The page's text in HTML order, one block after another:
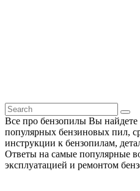
Все про бензопилы Вы
популярных бензиновых пил,
инструкции к бензопилам,
Ответы на самые популярные
эксплуатацией и ремонтом